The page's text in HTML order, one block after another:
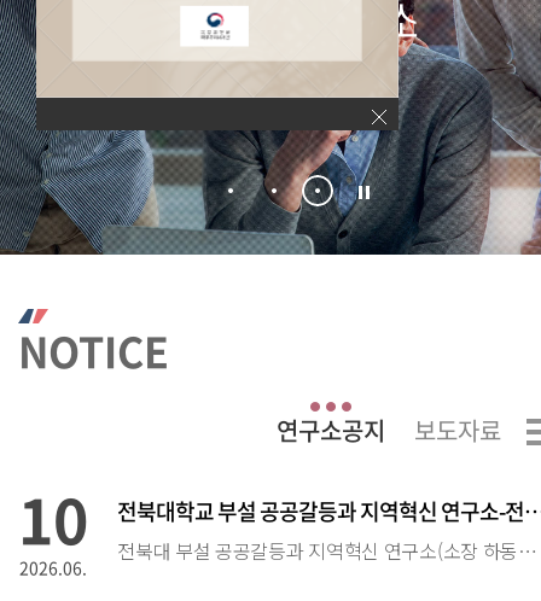
지역혁신연구소
NOTICE
10
2026.06.
전북대학교 부설 공공갈등과 지역혁
전북대 부설 공공갈등과 지역혁신 연구소(소장 하동현)는 2026년 6월 9일, 전북개발공사(사장 김대근)와 건설사업 추진 과정에서 발생할 수 있는 공공갈등의 예방과 대응 역량 강화